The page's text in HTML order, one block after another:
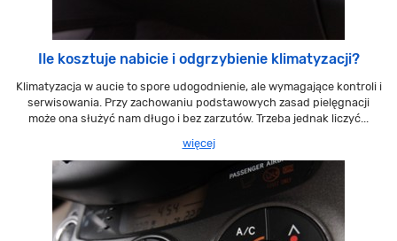
Ile kosztuje nabicie i odgrzybienie klimatyzacji?
Klimatyzacja w aucie to spore udogodnienie, ale wymagające kontroli i
serwisowania. Przy zachowaniu podstawowych zasad pielęgnacji
może ona służyć nam długo i bez zarzutów. Trzeba jednak liczyć...
więcej